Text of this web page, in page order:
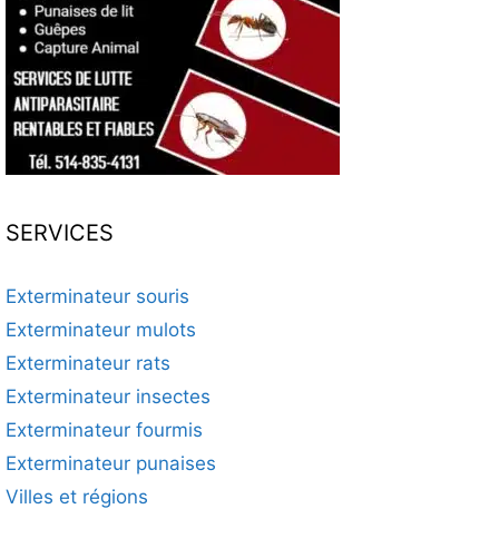
SERVICES
Exterminateur souris
Exterminateur mulots
Exterminateur rats
Exterminateur insectes
Exterminateur fourmis
Exterminateur punaises
Villes et régions